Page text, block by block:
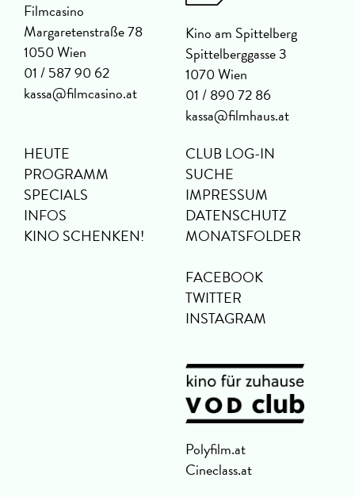
Filmcasino
Margaretenstraße 78
1050 Wien
01 / 587 90 62
kassa@filmcasino.at
Kino am Spittelberg
Spittelberggasse 3
1070 Wien
01 / 890 72 86
kassa@filmhaus.at
HEUTE
PROGRAMM
SPECIALS
INFOS
KINO SCHENKEN!
CLUB LOG-IN
SUCHE
IMPRESSUM
DATENSCHUTZ
MONATSFOLDER
FACEBOOK
TWITTER
INSTAGRAM
Polyfilm.at
Cineclass.at